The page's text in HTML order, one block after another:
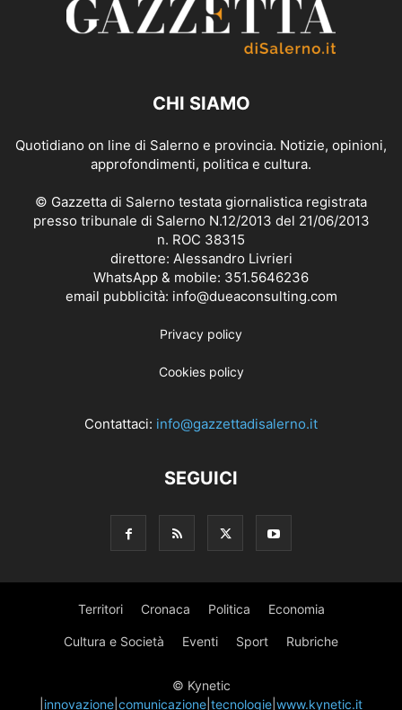
CHI SIAMO
Quotidiano on line di Salerno e provincia. Notizie, opinioni,
approfondimenti, politica e cultura.
© Gazzetta di Salerno testata giornalistica registrata
presso tribunale di Salerno N.12/2013 del 21/06/2013
n. ROC 38315
direttore: Alessandro Livrieri
WhatsApp & mobile: 351.5646236
email pubblicità: info@dueaconsulting.com
Privacy policy
Cookies policy
Contattaci: info@gazzettadisalerno.it
SEGUICI
Territori Cronaca Politica Economia
Cultura e Società Eventi Sport Rubriche
© Kynetic
innovazione comunicazione tecnologie www.kynetic.it